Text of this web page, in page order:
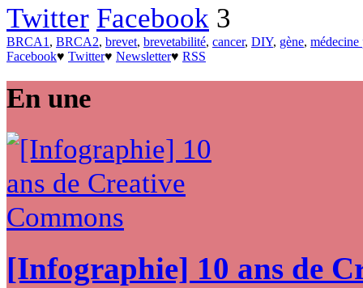
Twitter Facebook 3
BRCA1 , BRCA2, brevet, brevetabilité, cancer, DIY, gène, médecine
Facebook♥ Twitter♥ Newsletter♥ RSS
En une
[Infographie] 10 ans de